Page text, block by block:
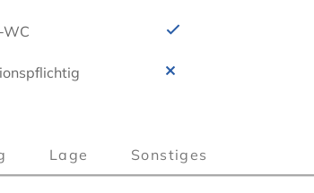
WC
Lage Sonstiges